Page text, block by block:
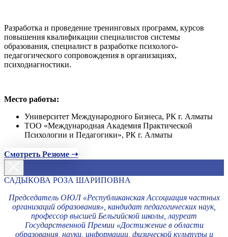
Разработка и проведение тренинговых программ, курсов
повышения квалификации специалистов системы
образования, специалист в разработке психолого-
педагогического сопровождения в организациях,
психодиагностики.
Место работы:
Университет Международного Бизнеса, РК г. Алматы
ТОО «Международная Академия Практической
Психологии и Педагогики», РК г. Алматы
Смотреть Резюме ➝
САДЫКОВА РОЗА ШАРИПОВНА
Председатель ОЮЛ «Республиканская Ассоциация частных
организаций образования», кандидат педагогических наук,
профессор высшей Бельгийской школы, лауреат
Государственной Премии «Достижение в области
образования, науки, информации, физической культуры и